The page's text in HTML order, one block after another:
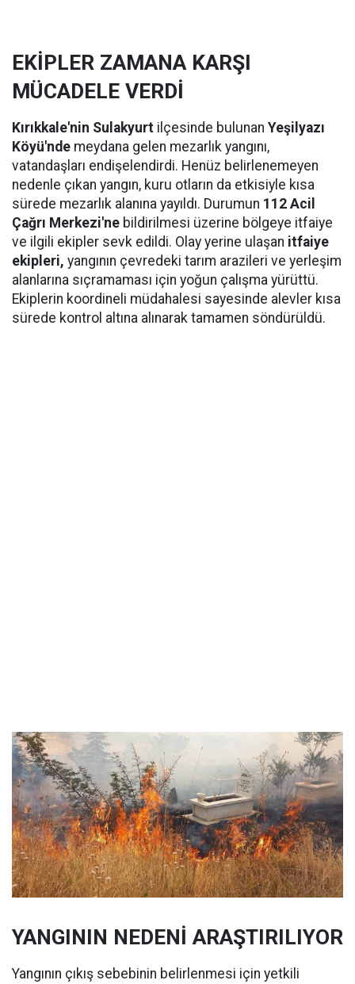
EKİPLER ZAMANA KARŞI
MÜCADELE VERDİ
Kırıkkale'nin Sulakyurt ilçesinde bulunan Yeşilyazı
Köyü'nde meydana gelen mezarlık yangını,
vatandaşları endişelendirdi. Henüz belirlenemeyen
nedenle çıkan yangın, kuru otların da etkisiyle kısa
sürede mezarlık alanına yayıldı. Durumun 112 Acil
Çağrı Merkezi'ne bildirilmesi üzerine bölgeye itfaiye
ve ilgili ekipler sevk edildi. Olay yerine ulaşan itfaiye
ekipleri, yangının çevredeki tarım arazileri ve yerleşim
alanlarına sıçramaması için yoğun çalışma yürüttü.
Ekiplerin koordineli müdahalesi sayesinde alevler kısa
sürede kontrol altına alınarak tamamen söndürüldü.
YANGININ NEDENİ ARAŞTIRILIYOR
Yangının çıkış sebebinin belirlenmesi için yetkili